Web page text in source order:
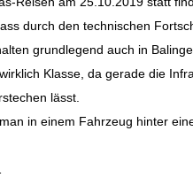
durch den technischen
grundlegend auch in
Klasse, da gerade die
lässt.
in einem Fahrzeug hinter